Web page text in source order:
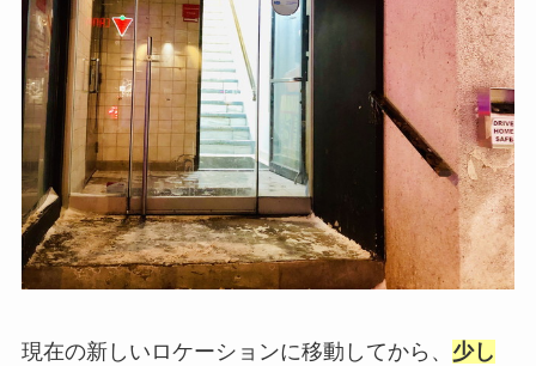
現在の新しいロケーションに移動してから、 少し